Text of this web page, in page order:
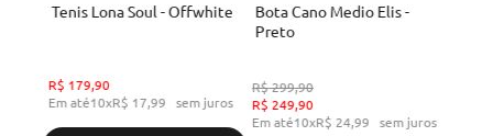
Tenis Lona Soul - Offwhite
R$ 179,90
Em até10xR$ 17,99 sem juros
Bota Cano Medio Elis -
Preto
R$299,90
R$ 249,90
Em até10xR$ 24,99 sem juros